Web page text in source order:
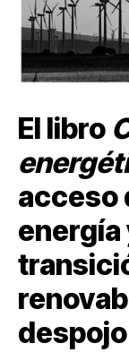
El libro
acceso
energía